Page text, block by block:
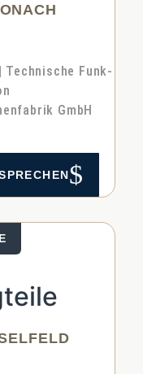
Tech­ni­sche Funk­
GmbH
$